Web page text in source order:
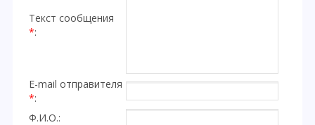
Текст сообщения
*:
E-mail отправителя
*:
Ф.И.О.: